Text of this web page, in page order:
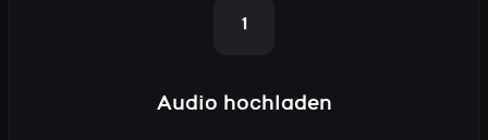
1
Audio hochladen